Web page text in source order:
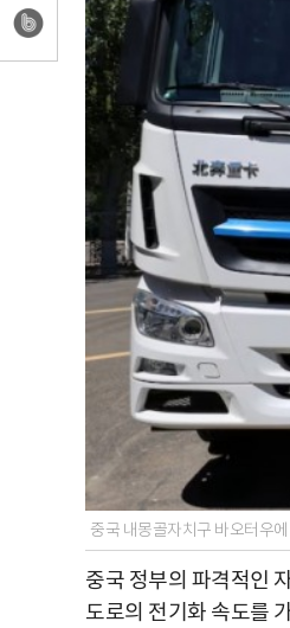
중국 내몽골자치구 바오터우
중국 정부의 파격적인
도로의 전기화 속도를